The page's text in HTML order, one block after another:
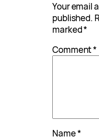
Your email
published.
marked*
Comment*
Name*